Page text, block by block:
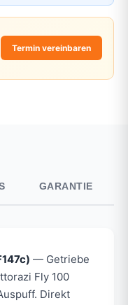
Termin vereinbaren
GARANTIE
— Getriebe
Fly 100
Direkt